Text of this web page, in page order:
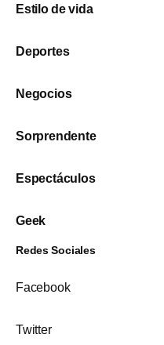
Estilo de vida
Deportes
Negocios
Sorprendente
Espectáculos
Geek
Redes Sociales
Facebook
Twitter